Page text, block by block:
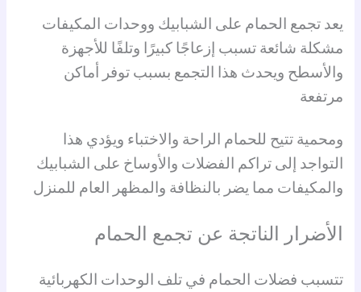
يعد تجمع الحمام على الشبابيك ووحدات المكيفات
مشكلة شائعة تسبب إزعاجًا كبيرًا وتلفًا للأجهزة
والأسطح ويحدث هذا التجمع بسبب توفر أماكن
مرتفعة
ومحمية تتيح للحمام الراحة والاختباء ويؤدي هذا
التواجد إلى تراكم الفضلات والأوساخ على الشبابيك
والمكيفات مما يضر بالنظافة والمظهر العام للمنزل
الأضرار الناتجة عن تجمع الحمام
تتسبب فضلات الحمام في تلف الوحدات الكهربائية